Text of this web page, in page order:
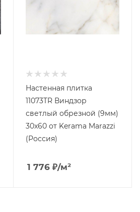
Настенная плитка
11073TR Виндзор
светлый обрезной (9мм)
30x60 от Kerama Marazzi
(Россия)
1 776₽/м²